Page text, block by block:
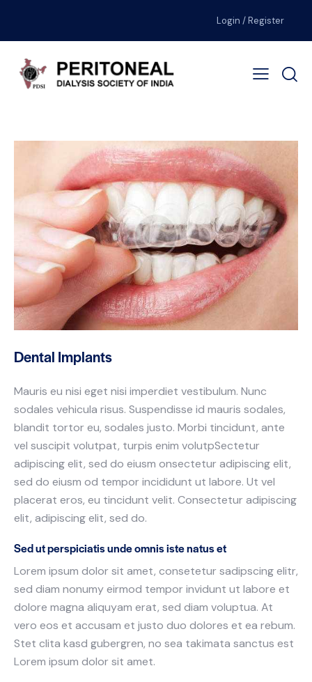
Login / Register
Dental Implants
Mauris eu nisi eget nisi imperdiet vestibulum. Nunc
sodales vehicula risus. Suspendisse id mauris sodales,
blandit tortor eu, sodales justo. Morbi tincidunt, ante
vel suscipit volutpat, turpis enim volutpSectetur
adipiscing elit, sed do eiusm onsectetur adipiscing elit,
sed do eiusm od tempor incididunt ut labore. Ut vel
placerat eros, eu tincidunt velit. Consectetur adipiscing
elit, adipiscing elit, sed do.
Sed ut perspiciatis unde omnis iste natus et
Lorem ipsum dolor sit amet, consetetur sadipscing elitr,
sed diam nonumy eirmod tempor invidunt ut labore et
dolore magna aliquyam erat, sed diam voluptua. At
vero eos et accusam et justo duo dolores et ea rebum.
Stet clita kasd gubergren, no sea takimata sanctus est
Lorem ipsum dolor sit amet.